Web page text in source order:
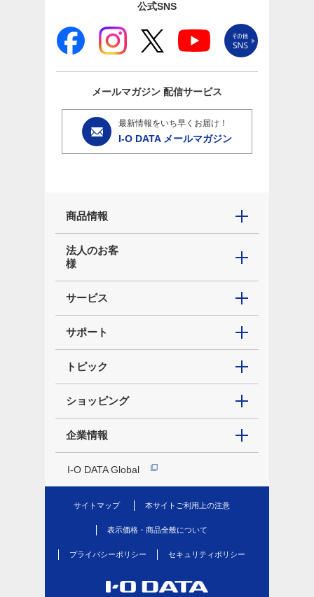
公式SNS
メールマガジン 配信サービス
最新情報をいち早くお届け！
I-O DATA メールマガジン
商品情報
法人のお客
様
サービス
サポート
トピック
ショッピング
企業情報
I-O DATA Global
サイトマップ 本サイトご利用上の注意
表示価格・商品全般について
プライバシーポリシー セキュリティポリシー